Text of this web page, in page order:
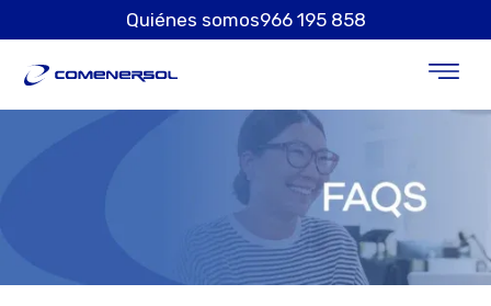
Quiénes somos966 195 858